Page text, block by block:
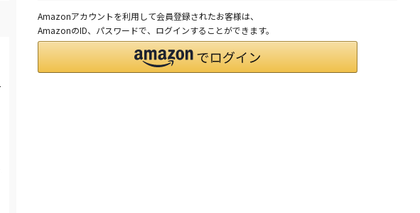
Amazonアカウントを利用して会員登録されたお客様は、
AmazonのID、パスワードで、ログインすることができます。